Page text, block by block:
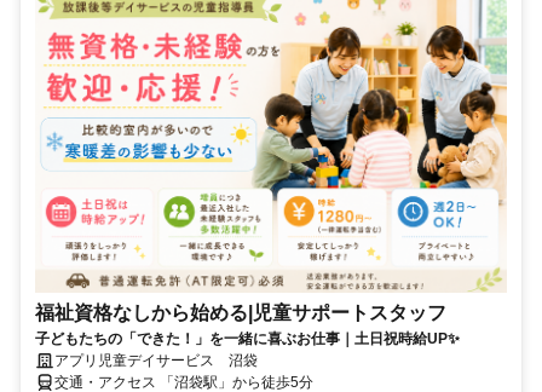
福祉資格なしから始める|児童サポートスタッフ
子どもたちの「できた！」を一緒に喜ぶお仕事｜土日祝時給UP✨
アプリ児童デイサービス 沼袋
交通・アクセス 「沼袋駅」から徒歩5分